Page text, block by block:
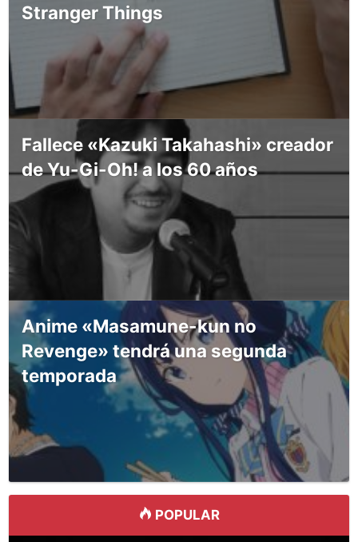
Stranger Things
Fallece «Kazuki Takahashi» creador
de Yu-Gi-Oh! a los 60 años
Anime «Masamune-kun no
Revenge» tendrá una segunda
temporada
POPULAR